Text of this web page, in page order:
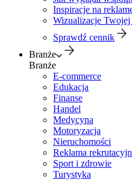
Inspiracje na
Wizualizacje
Sprawdź cennik
Branże
Branże
E-commerce
Edukacja
Finanse
Handel
Medycyna
Motoryzacja
Nieruchomości
Reklama
Sport i zdrowie
Turystyka